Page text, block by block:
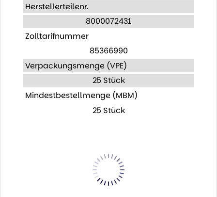
Herstellerteilenr.
8000072431
Zolltarifnummer
85366990
Verpackungsmenge (VPE)
25 Stück
Mindestbestellmenge (MBM)
25 Stück